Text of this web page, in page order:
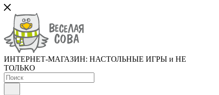
ИНТЕРНЕТ-МАГАЗИН: НАСТОЛЬНЫЕ ИГРЫ и НЕ
ТОЛЬКО